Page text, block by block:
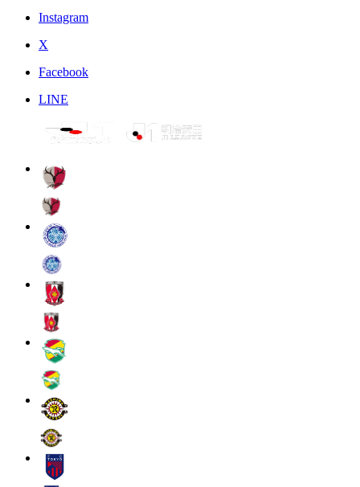
Instagram
X
Facebook
LINE